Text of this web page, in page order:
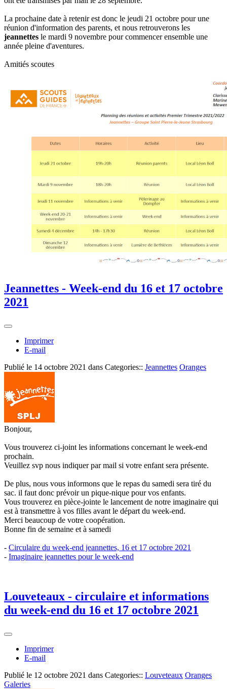
La prochaine date à retenir est donc le jeudi 21 octobre pour une
réunion d'information des parents, et nous retrouverons les
jeannettes le mardi 9 novembre pour commencer ensemble une
année pleine d'aventures.
Amitiés scoutes
Jeannettes - Week-end du 16 et 17 octobre
2021
Imprimer
E-mail
Publié le 14 octobre 2021 dans Categories:: Jeannettes Oranges
Bonjour,
Vous trouverez ci-joint les informations concernant le week-end
prochain.
Veuillez svp nous indiquer par mail si votre enfant sera présente.
De plus, nous vous informons que le repas du samedi sera tiré du
sac. il faut donc prévoir un pique-nique pour vos enfants.
Vous trouverez en pièce-jointe le lancement de notre imaginaire qui
est à transmettre à vos filles avant le départ du week-end.
Merci beaucoup de votre coopération.
Bonne fin de semaine et à samedi
- Circulaire du week-end jeannettes, 16 et 17 octobre 2021
- Imaginaire jeannettes pour le week-end
Louveteaux - circulaire et informations
du week-end du 16 et 17 octobre 2021
Imprimer
E-mail
Publié le 12 octobre 2021 dans Categories:: Louveteaux Oranges
Galeries